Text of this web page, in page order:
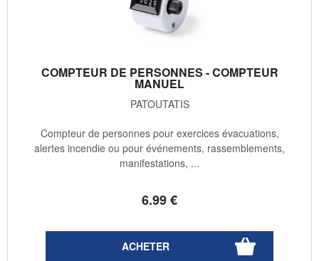
COMPTEUR DE PERSONNES - COMPTEUR
MANUEL
PATOUTATIS
6.99€
Compteur de personnes pour exercices évacuations,
alertes incendie ou pour événements, rassemblements,
manifestations, ...